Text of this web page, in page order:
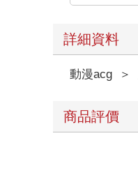
詳細資料
動漫acg ＞
商品評價